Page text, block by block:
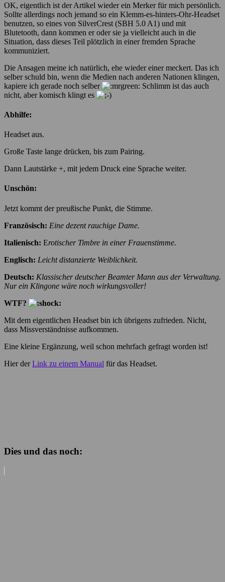
OK, eigentlich ist der Artikel wieder ein Merker für mich persönlich.
Sollte allerdings noch jemand so ein Klemm-es-hinters-Ohr-Headset
benutzen, so eines von SilverCrest (SBH 5.0 A1) und mit
Blutetooth, dann kommen er oder sie ja vielleicht auch in die
Situation, dass dieses Teil plötzlich in einer fremden Sprache
kommuniziert.
Die Ansagen meine ich natürlich, ehe wieder einer meckert. Das ich
selber schuld bin, wenn die Medien nach anderen Nationen klingen,
kapiere ich gerade noch selber
Schlimm ist das auch
nicht, aber komisch klingt es
Abhilfe:
Headset aus.
Große Taste lange drücken, bis zum Pairing.
Dann Lautstärke +, mit jedem Druck eine Sprache weiter.
Unschön:
Jetzt kommt der preußische Punkt, die Stimme.
Französisch: Eine dezent rauchige Dame.
Italienisch: Erotischer Timbre in einer Frauenstimme.
Englisch: Leicht distanzierte Weiblichkeit.
Deutsch: Klassischer deutscher Beamter Mann aus der Verwaltung.
Nur ein Klingone wäre noch wirkungsvoller!
WTF?
Mit dem eigentlichen Headset bin ich übrigens zufrieden. Nicht,
dass Missverständnisse aufkommen.
Eine kleine Ergänzung, weil schon mehrfach gefragt worden ist!
Hier derLink zu einem Manual für das Headset.
Dies und das noch: